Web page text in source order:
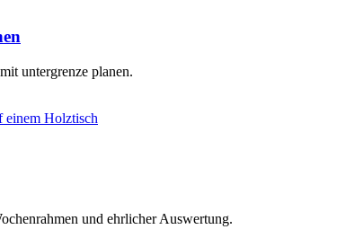
untergrenze planen.
und ehrlicher Auswertung.